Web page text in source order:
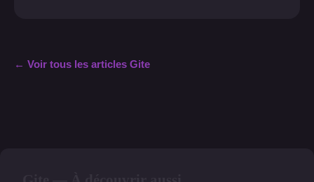
← Voir tous les articles Gite